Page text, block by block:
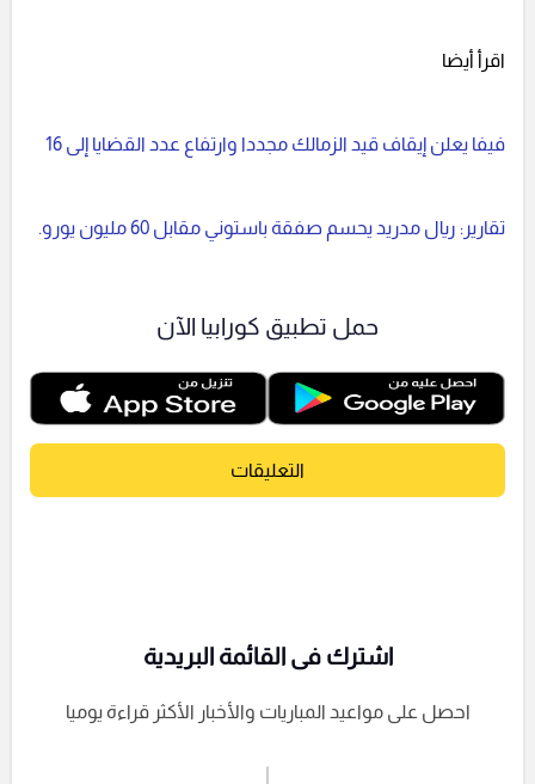
اقرأ أيضا
فيفا يعلن إيقاف قيد الزمالك مجددا وارتفاع عدد القضايا إلى 16
تقارير: ريال مدريد يحسم صفقة باستوني مقابل 60 مليون يورو.
حمل تطبيق كورابيا الآن
التعليقات
اشترك فى القائمة البريدية
احصل على مواعيد المباريات والأخبار الأكثر قراءة يوميا